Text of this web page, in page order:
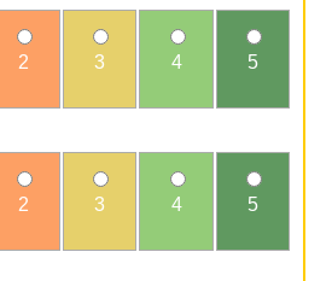
2 3 4 5
2 3 4 5